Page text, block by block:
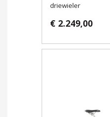
driewieler
€ 2.249,00